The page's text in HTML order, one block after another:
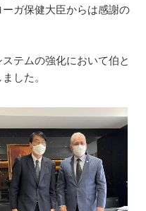
ーガ保健大臣からは感謝の
テムの強化において伯と
した。